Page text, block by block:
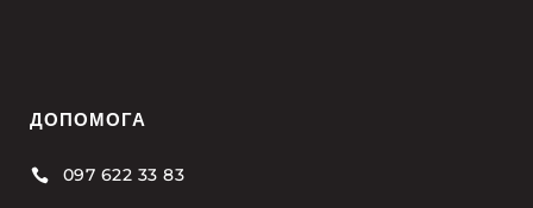
ДОПОМОГА
 097 622 33 83